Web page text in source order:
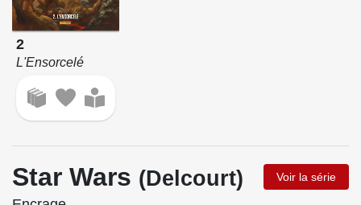
2
L'Ensorcelé
Star Wars (Delcourt) Voir la série